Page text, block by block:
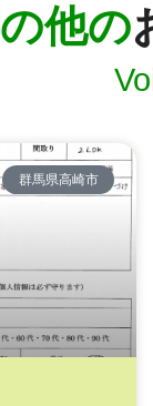
他の
群馬県高崎市